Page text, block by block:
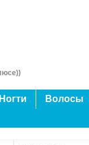
Ногти
Волосы